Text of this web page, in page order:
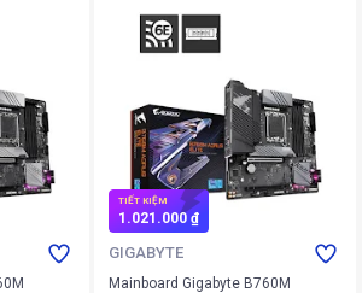
TIẾT KIỆM
1.021.000 ₫
GIGABYTE
Mainboard Gigabyte B760M